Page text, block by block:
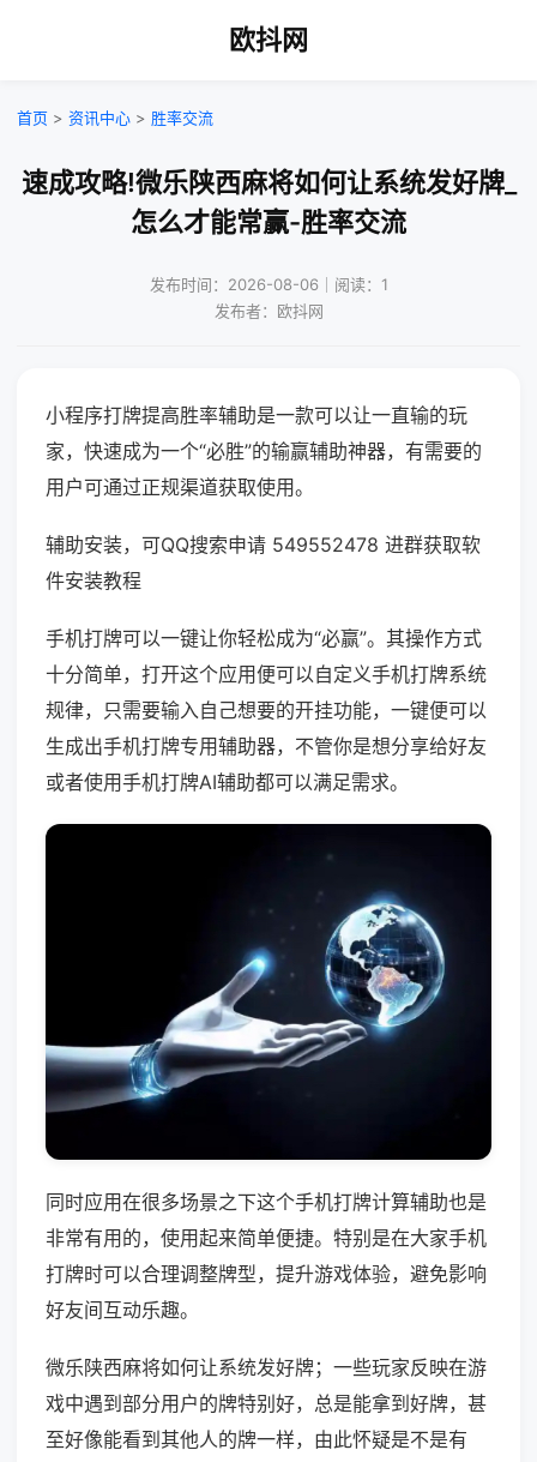
欧抖网
首页 > 资讯中心 > 胜率交流
速成攻略!微乐陕西麻将如何让系统发好牌_
怎么才能常赢-胜率交流
发布时间：2026-08-06｜阅读：1
发布者：欧抖网
小程序打牌提高胜率辅助是一款可以让一直输的玩
家，快速成为一个“必胜”的输赢辅助神器，有需要的
用户可通过正规渠道获取使用。
辅助安装，可QQ搜索申请 549552478 进群获取软
件安装教程
手机打牌可以一键让你轻松成为“必赢”。其操作方式
十分简单，打开这个应用便可以自定义手机打牌系统
规律，只需要输入自己想要的开挂功能，一键便可以
生成出手机打牌专用辅助器，不管你是想分享给好友
或者使用手机打牌AI辅助都可以满足需求。
同时应用在很多场景之下这个手机打牌计算辅助也是
非常有用的，使用起来简单便捷。特别是在大家手机
打牌时可以合理调整牌型，提升游戏体验，避免影响
好友间互动乐趣。
微乐陕西麻将如何让系统发好牌；一些玩家反映在游
戏中遇到部分用户的牌特别好，总是能拿到好牌，甚
至好像能看到其他人的牌一样，由此怀疑是不是有